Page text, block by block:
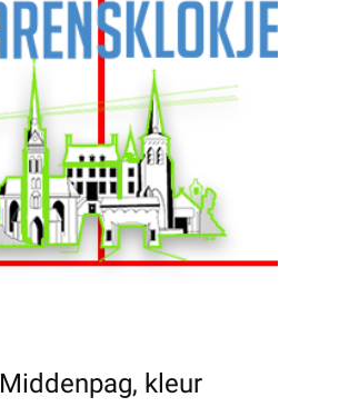
Middenpag, kleur